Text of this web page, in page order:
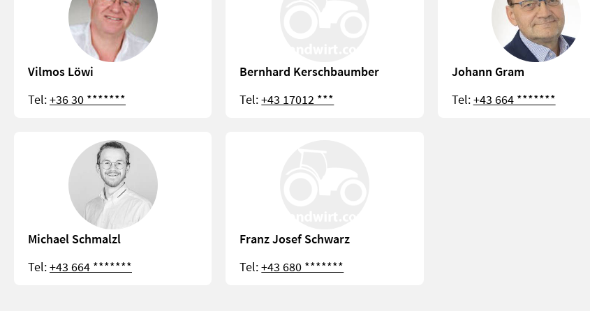
Vilmos Löwi
Tel:+36 30 *******
Bernhard Kerschbaumber
Tel:+43 17012 ***
Johann Gram
Tel:+43 664 *******
Michael Schmalzl
Tel:+43 664 *******
Franz Josef Schwarz
Tel:+43 680 *******